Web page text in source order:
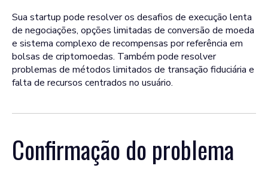
Sua startup pode resolver os desafios de execução lenta
de negociações, opções limitadas de conversão de moeda
e sistema complexo de recompensas por referência em
bolsas de criptomoedas. Também pode resolver
problemas de métodos limitados de transação fiduciária e
falta de recursos centrados no usuário.
Confirmação do problema